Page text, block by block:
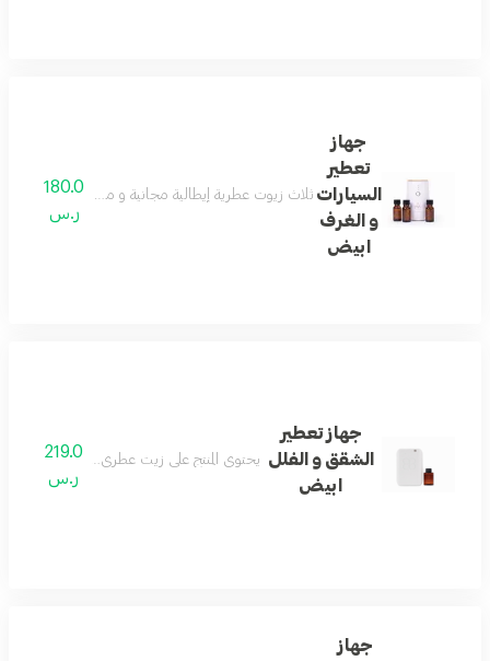
جهاز
تعطير
السيارات
و الغرف
ابيض
ثلاث زيوت عطرية إيطالية مجانية و محتويات
180.0
ر.س
جهاز تعطير
الشقق و الفلل
ابيض
يحتوي المنتج على زيت عطري إيطالي مجاني حجم
219.0
ر.س
جهاز